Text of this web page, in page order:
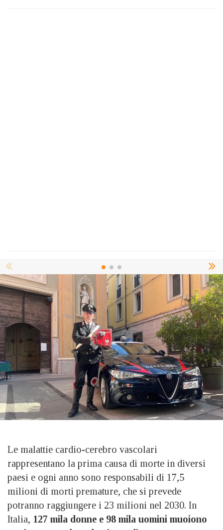
Le malattie cardio-cerebro vascolari
rappresentano la prima causa di morte in diversi
paesi e ogni anno sono responsabili di 17,5
milioni di morti premature, che si prevede
potranno raggiungere i 23 milioni nel 2030. In
Italia, 127 mila donne e 98 mila uomini muoiono